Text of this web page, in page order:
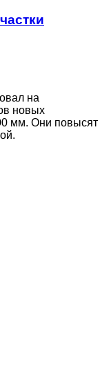
на
новых
мм. Они повысят